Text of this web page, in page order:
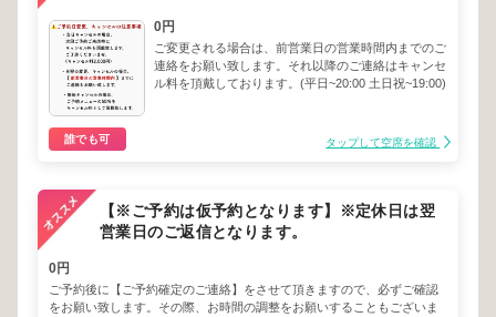
0円
ご変更される場合は、前営業日の営業時間内までのご
連絡をお願い致します。それ以降のご連絡はキャンセ
ル料を頂戴しております。(平日~20:00 土日祝~19:00)
誰でも可 タップして空席を確認
【※ご予約は仮予約となります】※定休日は翌
営業日のご返信となります。
0円
ご予約後に【ご予約確定のご連絡】をさせて頂きますので、必ずご確認
をお願い致します。その際、お時間の調整をお願いすることもございま